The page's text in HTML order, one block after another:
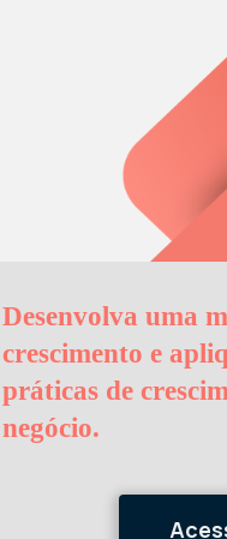
Desenvolva uma
crescimento e
práticas de
negócio.